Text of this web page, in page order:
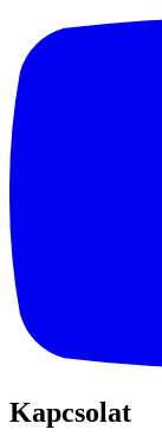
Kapcsolat